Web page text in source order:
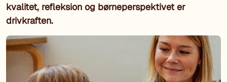
kvalitet, refleksion og børneperspektivet er
drivkraften.